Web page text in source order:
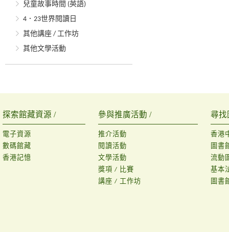
兒童故事時間 (英語)
4．23世界閱讀日
其他講座 / 工作坊
其他文學活動
探索館藏資源 /
電子資源
數碼館藏
香港記憶
參與推廣活動 /
推介活動
閱讀活動
文學活動
獎項 / 比賽
講座 / 工作坊
尋找
香港
圖書
流動
基本
圖書